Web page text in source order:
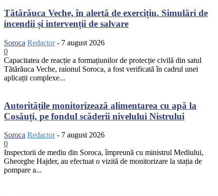
Tătărăuca Veche, în alertă de exercițiu. Simulări de
incendii și intervenții de salvare
Soroca Redactor - 7 august 2026
0
Capacitatea de reacție a formațiunilor de protecție civilă din satul
Tătărăuca Veche, raionul Soroca, a fost verificată în cadrul unei
aplicații complexe...
Autoritățile monitorizează alimentarea cu apă la
Cosăuți, pe fondul scăderii nivelului Nistrului
Soroca Redactor - 7 august 2026
0
Inspectorii de mediu din Soroca, împreună cu ministrul Mediului,
Gheorghe Hajder, au efectuat o vizită de monitorizare la stația de
pompare a...